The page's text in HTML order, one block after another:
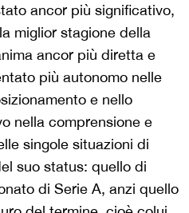
ancor più significativo,
miglior stagione della
ancor più diretta e
più autonomo nelle
e nello
nella comprensione e
singole situazioni di
suo status: quello di
di Serie A, anzi quello